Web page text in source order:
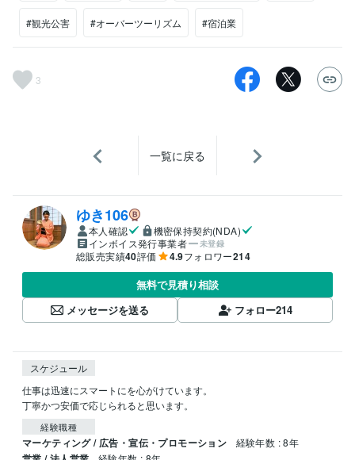
#観光公害 #オーバーツーリズム #宿泊業
3
一覧に戻る
ゆき106
本人確認
機密保持契約(NDA)
インボイス発行事業者
未登録
総販売実績40評価 4.9フォロワー214
無料で見積り相談
メッセージを送る
フォロー214
スケジュール
仕事は迅速にスマートにを心がけています。
丁寧かつ安価で応じられると思います。
経験職種
マーケティング / 広告・宣伝・プロモーション 経験年数 : 8年